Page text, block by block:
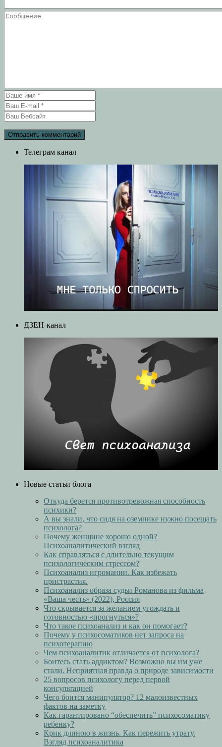
Телеграм канал
ДЗЕН-канал
Новые статьи блога
Откуда берется противотревожная способность
психики?
А вы знали, что сидя на оземпике нужно посещать
психолога?
Почему женщине хорошо одной?
Психоаналитический взгляд
Как справляться с длительно текущим
психологическим стрессом?
Психоанализ игромании. Как избежать
пристрастия.
Психоанализ образа судьи Романова из фильма
«Ваша честь» (2022), Россия
Что скрывается за желанием угождать и
готовностью «прогнуться»?
Что такое психоанализ и как он помогает?
Почему у психосоматиков нет запроса на
психотерапию
Чем психоаналитик отличается от психолога?
Боитесь стать аддиктом? Возможно вы им уже
стали. Неприятная правда о природе зависимости
25 вопросов психологу перед первой
консультацией
Чего боится манипулятор? 12 малоизвестных
фактов на заметку
Как гарантировано “обеспечить” психосоматику
ребенку?
Крик длиною в жизнь. Как пережить утрату.
Взгляд психоаналитика